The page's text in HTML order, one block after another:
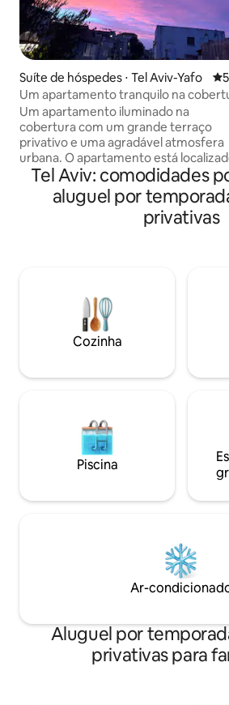
Suíte de hóspedes ⋅ Tel Aviv-Yafo 5
Um apartamento tranquilo na
em Shapira, com um telhado enorme
Um apartamento iluminado na
cobertura com um grande terraço
privativo e uma agradável atmosfera
urbana. O apartamento está
no tranquilo bairro de Shapira, no sul
Tel Aviv, a uma curta distância de
HaMelacha, Florentin e dos locais de
entretenimento da região. Este é um
espaço interior e um telhado privativo
muito grande com uma área de cerca
90 m², o que proporciona uma rara
sensação de espaço no coração do
Excelente para casais, trabalho
descontraída com fácil acesso a tudo o
que Tel Aviv tem a oferecer.
Tel Aviv: comodidades
aluguel por
privativas
Cozinha
Piscina
Ar-
Aluguel por
privativas para